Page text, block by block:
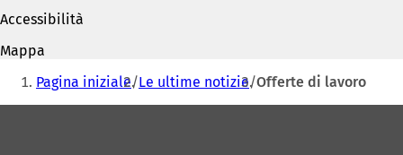
e
i
n
n
Accessibilità
Mappa
Siete
qui:
Pagina iniziale Le ultime notizie Offerte di lavoro